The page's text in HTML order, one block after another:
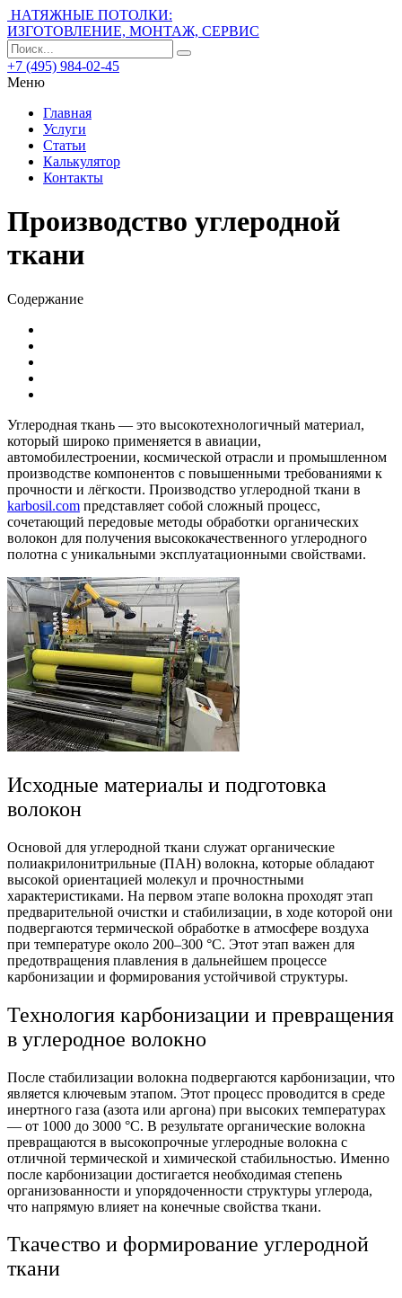
НАТЯЖНЫЕ ПОТОЛКИ:
ИЗГОТОВЛЕНИЕ, МОНТАЖ, СЕРВИС
+7 (495) 984-02-45
Меню
Главная
Услуги
Статьи
Калькулятор
Контакты
Производство углеродной
ткани
Содержание
Углеродная ткань — это высокотехнологичный материал,
который широко применяется в авиации,
автомобилестроении, космической отрасли и промышленном
производстве компонентов с повышенными требованиями к
прочности и лёгкости. Производство углеродной ткани в
karbosil.com представляет собой сложный процесс,
сочетающий передовые методы обработки органических
волокон для получения высококачественного углеродного
полотна с уникальными эксплуатационными свойствами.
Исходные материалы и подготовка
волокон
Основой для углеродной ткани служат органические
полиакрилонитрильные (ПАН) волокна, которые обладают
высокой ориентацией молекул и прочностными
характеристиками. На первом этапе волокна проходят этап
предварительной очистки и стабилизации, в ходе которой они
подвергаются термической обработке в атмосфере воздуха
при температуре около 200–300 °C. Этот этап важен для
предотвращения плавления в дальнейшем процессе
карбонизации и формирования устойчивой структуры.
Технология карбонизации и превращения
в углеродное волокно
После стабилизации волокна подвергаются карбонизации, что
является ключевым этапом. Этот процесс проводится в среде
инертного газа (азота или аргона) при высоких температурах
— от 1000 до 3000 °C. В результате органические волокна
превращаются в высокопрочные углеродные волокна с
отличной термической и химической стабильностью. Именно
после карбонизации достигается необходимая степень
организованности и упорядоченности структуры углерода,
что напрямую влияет на конечные свойства ткани.
Ткачество и формирование углеродной
ткани